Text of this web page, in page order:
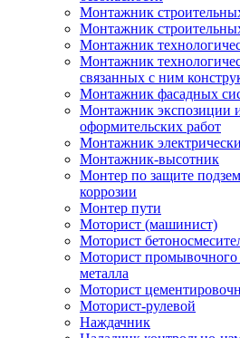
Монтажник
Монтажник
Монтажник
Монтажник
связанных с ним
Монтажник фасадных
Монтажник экспозиции
оформительских работ
Монтажник
Монтажник-высотник
Монтер по защите
коррозии
Монтер пути
Моторист (машинист)
Моторист
Моторист
металла
Моторист
Моторист-рулевой
Наждачник